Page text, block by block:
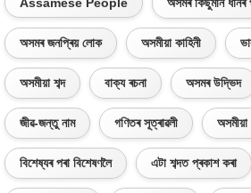
অসমৰ জনপ্ৰিয় লোক অসমীয়া কাহিনী
অসমীয়া শব্দ বাক্য ৰচনা অসমৰ উদ্ভিদ
জীৱ-জন্তু নাম গণিতৰ সূত্ৰাৱলী
বিশেষ্যৰ পৰা বিশেষণলৈ এটা শব্দত প্ৰকাশ কৰা